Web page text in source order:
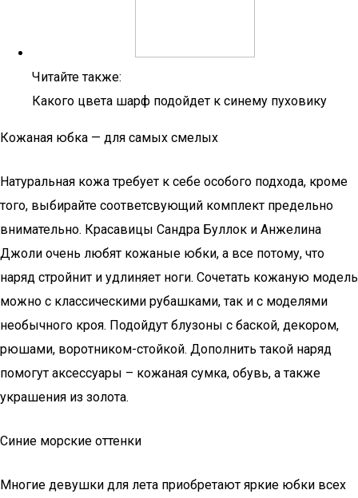
Читайте также:
Какого цвета шарф подойдет к синему пуховику
Кожаная юбка — для самых смелых
Натуральная кожа требует к себе особого подхода, кроме
того, выбирайте соответсвующий комплект предельно
внимательно. Красавицы Сандра Буллок и Анжелина
Джоли очень любят кожаные юбки, а все потому, что
наряд стройнит и удлиняет ноги. Сочетать кожаную модель
можно с классическими рубашками, так и с моделями
необычного кроя. Подойдут блузоны с баской, декором,
рюшами, воротником-стойкой. Дополнить такой наряд
помогут аксессуары – кожаная сумка, обувь, а также
украшения из золота.
Синие морские оттенки
Многие девушки для лета приобретают яркие юбки всех